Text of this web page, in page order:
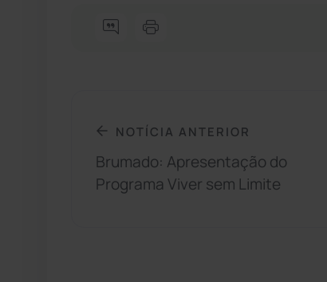
NOTÍCIA ANTERIOR
Brumado: Apresentação do
Programa Viver sem Limite